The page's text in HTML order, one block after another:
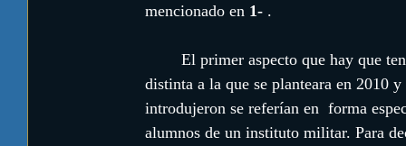
mencionado en 1- .
distinta a la que se planteara en 2010
introdujeron se referían en  forma
alumnos de un instituto militar. Para